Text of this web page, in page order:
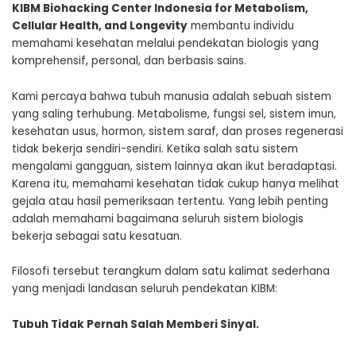
KIBM Biohacking Center Indonesia for Metabolism,
Cellular Health, and Longevity membantu individu
memahami kesehatan melalui pendekatan biologis yang
komprehensif, personal, dan berbasis sains.
Kami percaya bahwa tubuh manusia adalah sebuah sistem
yang saling terhubung. Metabolisme, fungsi sel, sistem imun,
kesehatan usus, hormon, sistem saraf, dan proses regenerasi
tidak bekerja sendiri-sendiri. Ketika salah satu sistem
mengalami gangguan, sistem lainnya akan ikut beradaptasi.
Karena itu, memahami kesehatan tidak cukup hanya melihat
gejala atau hasil pemeriksaan tertentu. Yang lebih penting
adalah memahami bagaimana seluruh sistem biologis
bekerja sebagai satu kesatuan.
Filosofi tersebut terangkum dalam satu kalimat sederhana
yang menjadi landasan seluruh pendekatan KIBM:
Tubuh Tidak Pernah Salah Memberi Sinyal.